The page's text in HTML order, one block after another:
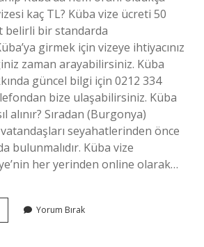
kaç TL? Küba vize ücreti 50
belirli bir standarda
girmek için vizeye ihtiyacınız
zaman arayabilirsiniz. Küba
güncel bilgi için 0212 334
bize ulaşabilirsiniz. Küba
alınır? Sıradan (Burgonya)
seyahatlerinden önce
bulunmalıdır. Küba vize
her yerinden online olarak…
Yorum Bırak